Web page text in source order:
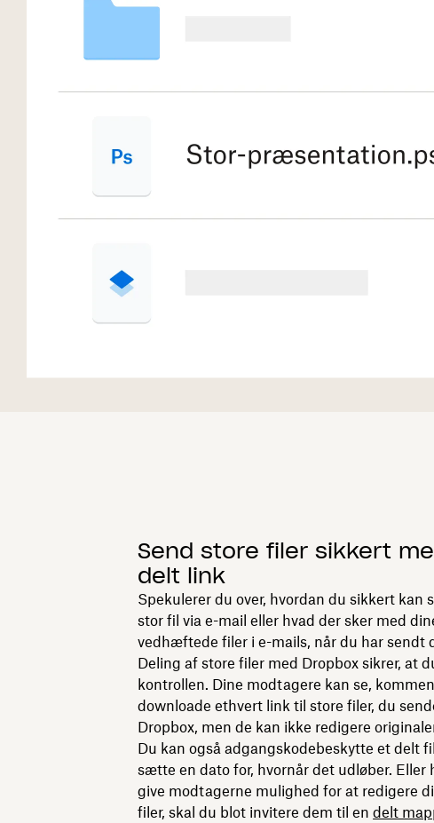
Send store filer sikkert
delt link
Spekulerer du over, hvordan du sikkert kan
stor fil via e-mail eller hvad der sker med
vedhæftede filer i e-mails, når du har sendt
Deling af store filer med Dropbox sikrer, at
kontrollen. Dine modtagere kan se,
downloade ethvert link til store filer, du
Dropbox, men de kan ikke redigere
Du kan også adgangskodebeskytte et delt
sætte en dato for, hvornår det udløber. Eller
give modtagerne mulighed for at redigere
filer, skal du blot invitere dem til endelt